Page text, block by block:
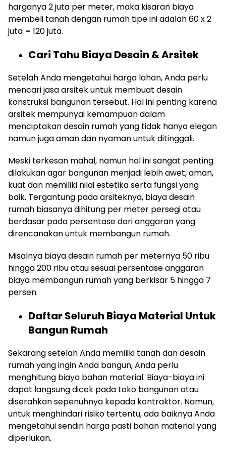
harganya 2 juta per meter, maka kisaran biaya
membeli tanah dengan rumah tipe ini adalah 60 x 2
juta = 120 juta.
Cari Tahu Biaya Desain & Arsitek
Setelah Anda mengetahui harga lahan, Anda perlu
mencari jasa arsitek untuk membuat desain
konstruksi bangunan tersebut. Hal ini penting karena
arsitek mempunyai kemampuan dalam
menciptakan desain rumah yang tidak hanya elegan
namun juga aman dan nyaman untuk ditinggali.
Meski terkesan mahal, namun hal ini sangat penting
dilakukan agar bangunan menjadi lebih awet, aman,
kuat dan memiliki nilai estetika serta fungsi yang
baik. Tergantung pada arsiteknya, biaya desain
rumah biasanya dihitung per meter persegi atau
berdasar pada persentase dari anggaran yang
direncanakan untuk membangun rumah.
Misalnya biaya desain rumah per meternya 50 ribu
hingga 200 ribu atau sesuai persentase anggaran
biaya membangun rumah yang berkisar 5 hingga 7
persen.
Daftar Seluruh Biaya Material Untuk
Bangun Rumah
Sekarang setelah Anda memiliki tanah dan desain
rumah yang ingin Anda bangun, Anda perlu
menghitung biaya bahan material. Biaya-biaya ini
dapat langsung dicek pada toko bangunan atau
diserahkan sepenuhnya kepada kontraktor. Namun,
untuk menghindari risiko tertentu, ada baiknya Anda
mengetahui sendiri harga pasti bahan material yang
diperlukan.